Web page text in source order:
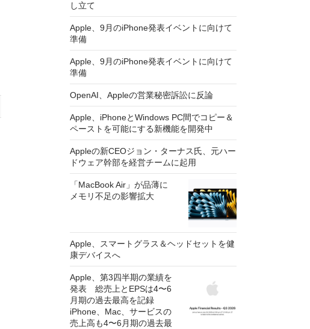
し立て
Apple、9月のiPhone発表イベントに向けて
準備
Apple、9月のiPhone発表イベントに向けて
準備
OpenAI、Appleの営業秘密訴訟に反論
Apple、iPhoneとWindows PC間でコピー＆
ペーストを可能にする新機能を開発中
Appleの新CEOジョン・ターナス氏、元ハー
ドウェア幹部を経営チームに起用
「MacBook Air」が品薄に
メモリ不足の影響拡大
Apple、スマートグラス＆ヘッドセットを健
康デバイスへ
Apple、第3四半期の業績を
発表 総売上とEPSは4〜6
月期の過去最高を記録
iPhone、Mac、サービスの
売上高も4〜6月期の過去最